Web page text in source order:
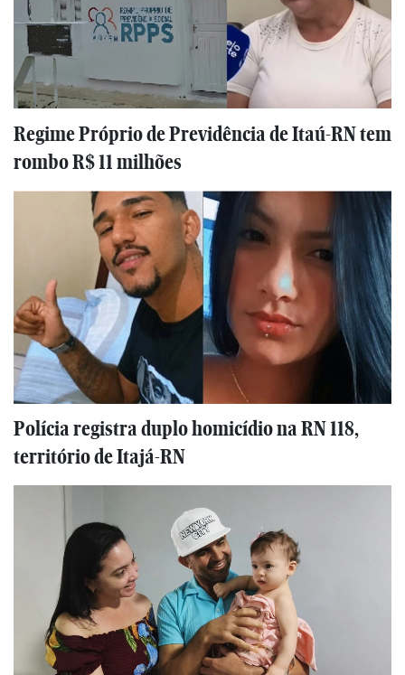
Regime Próprio de Previdência de Itaú-RN tem
rombo R$ 11 milhões
Polícia registra duplo homicídio na RN 118,
território de Itajá-RN